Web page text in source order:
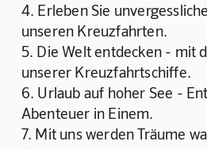
4. Erleben Sie
unseren Kreuzfahrten.
5. Die Welt entdecken - mit
unserer Kreuzfahrtschiffe.
6. Urlaub auf hoher See -
Abenteuer in Einem.
7. Mit uns werden Träume